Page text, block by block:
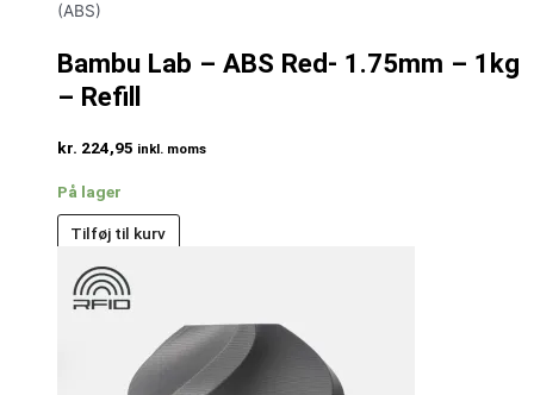
(ABS)
Bambu Lab – ABS Red- 1.75mm – 1kg
– Refill
kr. 224,95 inkl. moms
På lager
Tilføj til kurv